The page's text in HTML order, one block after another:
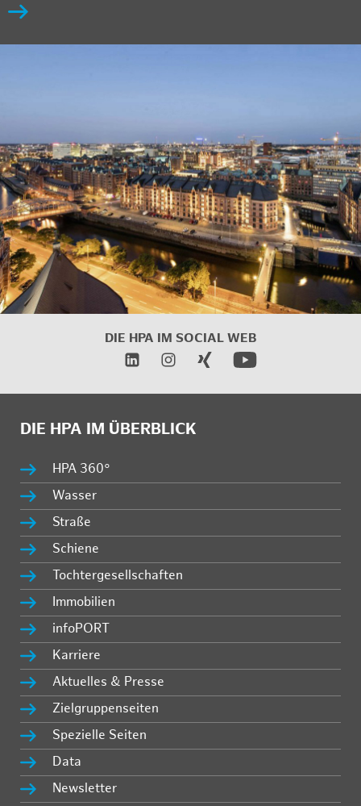
DIE HPA IM SOCIAL WEB
DIE HPA IM ÜBERBLICK
HPA 360°
Wasser
Straße
Schiene
Tochtergesellschaften
Immobilien
infoPORT
Karriere
Aktuelles & Presse
Zielgruppenseiten
Spezielle Seiten
Data
Newsletter